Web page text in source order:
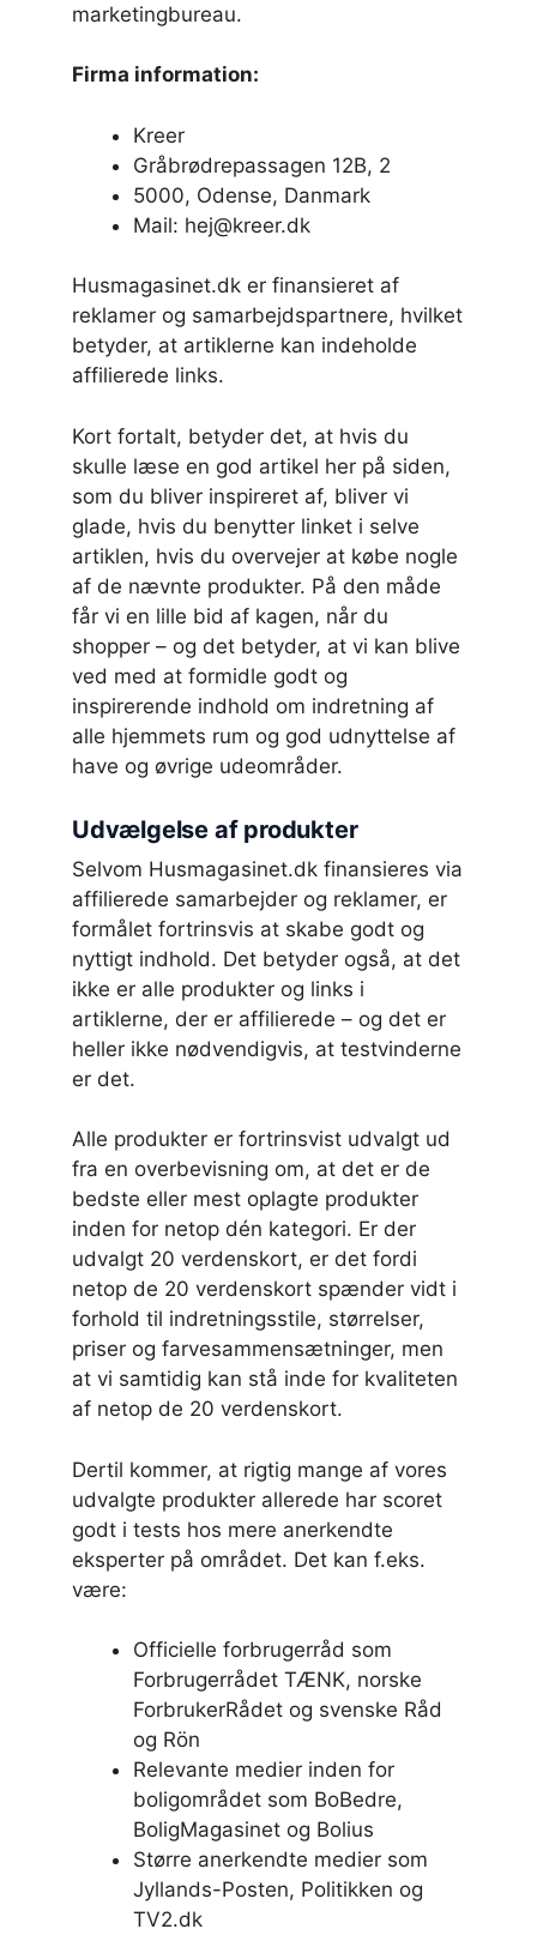
marketingbureau.
Firma information:
Kreer
Gråbrødrepassagen 12B, 2
5000, Odense, Danmark
Mail: hej@kreer.dk
Husmagasinet.dk er finansieret af
reklamer og samarbejdspartnere, hvilket
betyder, at artiklerne kan indeholde
affilierede links.
Kort fortalt, betyder det, at hvis du
skulle læse en god artikel her på siden,
som du bliver inspireret af, bliver vi
glade, hvis du benytter linket i selve
artiklen, hvis du overvejer at købe nogle
af de nævnte produkter. På den måde
får vi en lille bid af kagen, når du
shopper – og det betyder, at vi kan blive
ved med at formidle godt og
inspirerende indhold om indretning af
alle hjemmets rum og god udnyttelse af
have og øvrige udeområder.
Udvælgelse af produkter
Selvom Husmagasinet.dk finansieres via
affilierede samarbejder og reklamer, er
formålet fortrinsvis at skabe godt og
nyttigt indhold. Det betyder også, at det
ikke er alle produkter og links i
artiklerne, der er affilierede – og det er
heller ikke nødvendigvis, at testvinderne
er det.
Alle produkter er fortrinsvist udvalgt ud
fra en overbevisning om, at det er de
bedste eller mest oplagte produkter
inden for netop dén kategori. Er der
udvalgt 20 verdenskort, er det fordi
netop de 20 verdenskort spænder vidt i
forhold til indretningsstile, størrelser,
priser og farvesammensætninger, men
at vi samtidig kan stå inde for kvaliteten
af netop de 20 verdenskort.
Dertil kommer, at rigtig mange af vores
udvalgte produkter allerede har scoret
godt i tests hos mere anerkendte
eksperter på området. Det kan f.eks.
være:
Officielle forbrugerråd som
Forbrugerrådet TÆNK, norske
ForbrukerRådet og svenske Råd
og Rön
Relevante medier inden for
boligområdet som BoBedre,
BoligMagasinet og Bolius
Større anerkendte medier som
Jyllands-Posten, Politikken og
TV2.dk